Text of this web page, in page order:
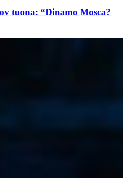
tuona: “Dinamo Mosca?